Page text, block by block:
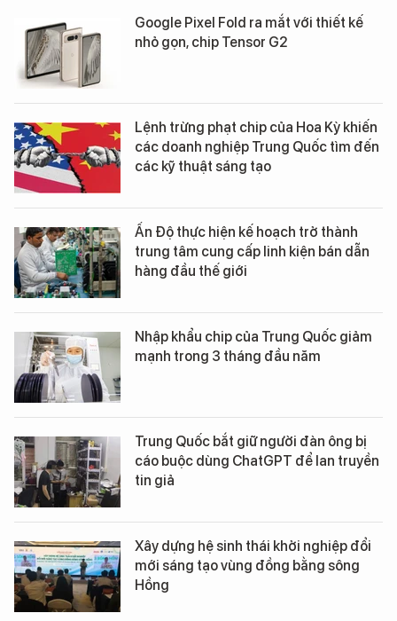
Google Pixel Fold ra mắt với thiết kế
nhỏ gọn, chip Tensor G2
Lệnh trừng phạt chip của Hoa Kỳ khiến
các doanh nghiệp Trung Quốc tìm đến
các kỹ thuật sáng tạo
Ấn Độ thực hiện kế hoạch trở thành
trung tâm cung cấp linh kiện bán dẫn
hàng đầu thế giới
Nhập khẩu chip của Trung Quốc giảm
mạnh trong 3 tháng đầu năm
Trung Quốc bắt giữ người đàn ông bị
cáo buộc dùng ChatGPT để lan truyền
tin giả
Xây dựng hệ sinh thái khởi nghiệp đổi
mới sáng tạo vùng đồng bằng sông
Hồng